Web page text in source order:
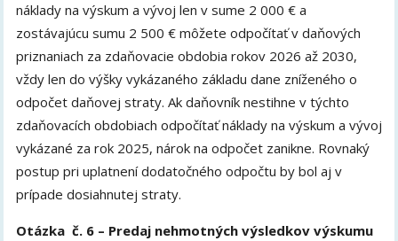
náklady na výskum a vývoj len v sume 2 000 € a
zostávajúcu sumu 2 500 € môžete odpočítať v daňových
priznaniach za zdaňovacie obdobia rokov 2026 až 2030,
vždy len do výšky vykázaného základu dane zníženého o
odpočet daňovej straty. Ak daňovník nestihne v týchto
zdaňovacích obdobiach odpočítať náklady na výskum a vývoj
vykázané za rok 2025, nárok na odpočet zanikne. Rovnaký
postup pri uplatnení dodatočného odpočtu by bol aj v
prípade dosiahnutej straty.
Otázka č. 6 – Predaj nehmotných výsledkov výskumu